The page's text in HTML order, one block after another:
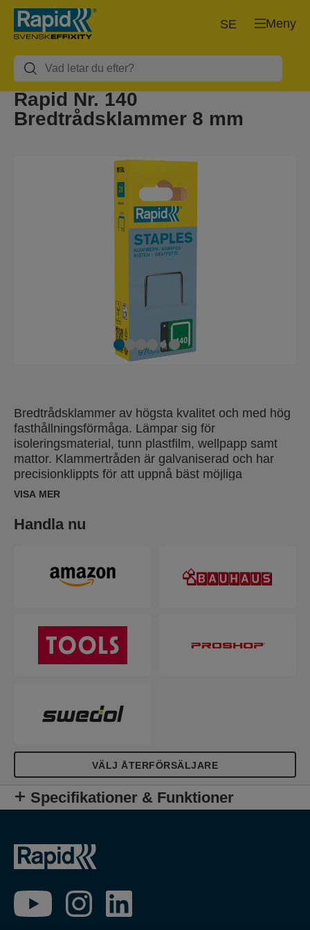
Meny
SE
Rapid Nr. 140
Bredtrådsklammer 8 mm
Bredtrådsklammer av högsta kvalitet och med hög
fasthållningsförmåga. Lämpar sig för
isoleringsmaterial, tunn plastfilm, wellpapp samt
mattor. Klammertråden är galvaniserad och har
precisionklippts för att uppnå bäst möjliga
penetration vid användning. Klammertypen finns
VISA MER
Handla nu
VÄLJ ÅTERFÖRSÄLJARE
Specifikationer & Funktioner